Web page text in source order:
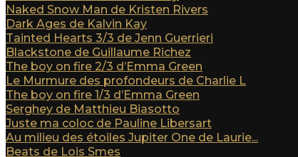
Naked Snow Man de Kristen Rivers
Dark Ages de Kalvin Kay
Tainted Hearts 3/3 de Jenn Guerrieri
Blackstone de Guillaume Richez
The boy on fire 2/3 d’Emma Green
Le Murmure des profondeurs de Charlie L
The boy on fire 1/3 d’Emma Green
Serghey de Matthieu Biasotto
Juste ma coloc de Pauline Libersart
Au milieu des étoiles Jupiter One de Laurie...
Beats de Lois Smes